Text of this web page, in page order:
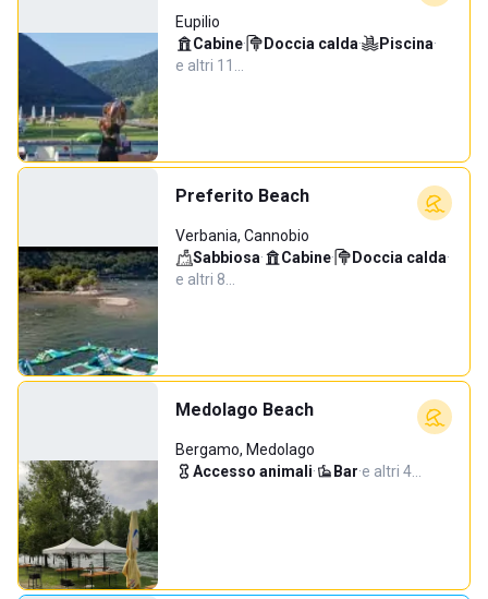
Eupilio
Cabine· Doccia calda· Piscina·
e altri 11…
Preferito Beach
Verbania, Cannobio
Sabbiosa· Cabine· Doccia calda·
e altri 8…
Medolago Beach
Bergamo, Medolago
Accesso animali· Bar·e altri 4…